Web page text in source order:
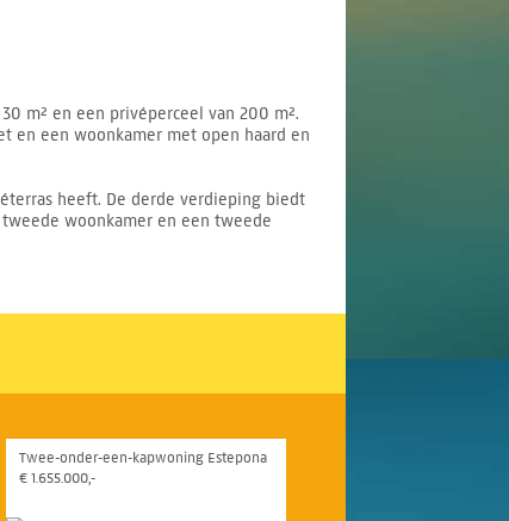
m² en een privéperceel van 200 m².
en een woonkamer met open haard en
heeft. De derde verdieping biedt
woonkamer en een tweede
Twee-onder-een-kapwoning Estepona
€ 1.655.000,-